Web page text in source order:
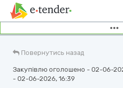
Повернутись назад
Закупівлю оголошено - 02-06-
- 02-06-2026, 16:39